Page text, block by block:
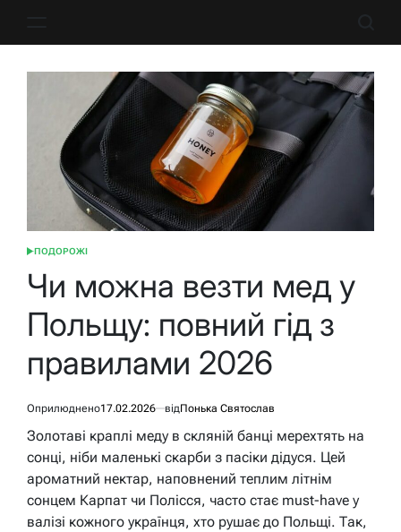
ОПУБЛІКУВАТИ
ПОДОРОЖІ
Чи можна везти мед у
Польщу: повний гід з
правилами 2026
Оприлюднено17.02.2026 відПонька Святослав
Золотаві краплі меду в скляній банці мерехтять на
сонці, ніби маленькі скарби з пасіки дідуся. Цей
ароматний нектар, наповнений теплим літнім
сонцем Карпат чи Полісся, часто стає must-have у
валізі кожного українця, хто рушає до Польщі. Так,